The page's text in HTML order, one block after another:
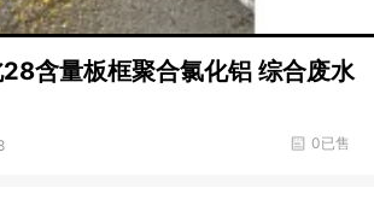
含量板框聚合氯化铝 综合废水
0已售